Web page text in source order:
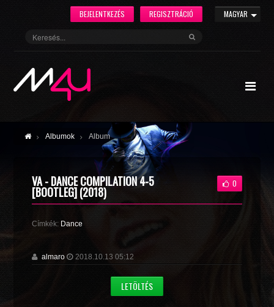
MAGYAR
REGISZTRÁCIÓ
BEJELENTKEZÉS
Albumok Album
VA - DANCE COMPILATION 4-5
[BOOTLEG] (2018)
0
Címkék: Dance
almaro 2018.10.13 05:12
LETÖLTÉS